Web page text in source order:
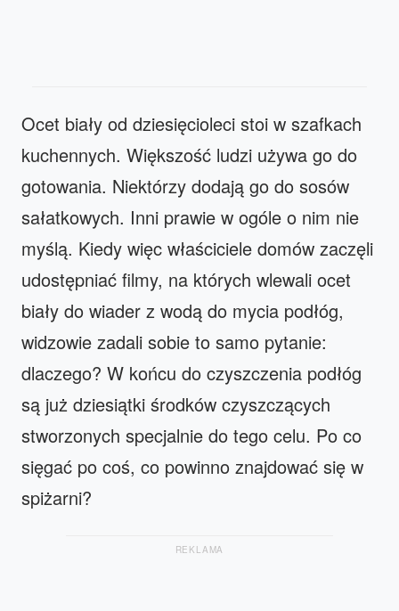
Ocet biały od dziesięcioleci stoi w szafkach
kuchennych. Większość ludzi używa go do
gotowania. Niektórzy dodają go do sosów
sałatkowych. Inni prawie w ogóle o nim nie
myślą. Kiedy więc właściciele domów zaczęli
udostępniać filmy, na których wlewali ocet
biały do wiader z wodą do mycia podłóg,
widzowie zadali sobie to samo pytanie:
dlaczego? W końcu do czyszczenia podłóg
są już dziesiątki środków czyszczących
stworzonych specjalnie do tego celu. Po co
sięgać po coś, co powinno znajdować się w
spiżarni?
REKLAMA